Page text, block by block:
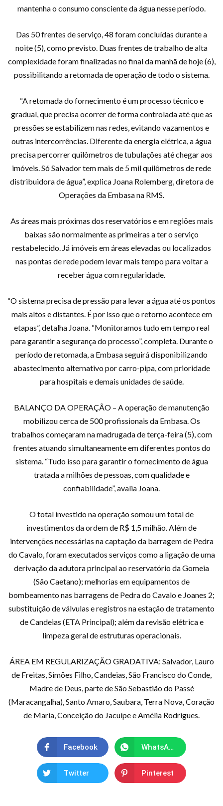
mantenha o consumo consciente da água nesse período.
Das 50 frentes de serviço, 48 foram concluídas durante a
noite (5), como previsto. Duas frentes de trabalho de alta
complexidade foram finalizadas no final da manhã de hoje (6),
possibilitando a retomada de operação de todo o sistema.
“A retomada do fornecimento é um processo técnico e
gradual, que precisa ocorrer de forma controlada até que as
pressões se estabilizem nas redes, evitando vazamentos e
outras intercorrências. Diferente da energia elétrica, a água
precisa percorrer quilômetros de tubulações até chegar aos
imóveis. Só Salvador tem mais de 5 mil quilômetros de rede
distribuidora de água”, explica Joana Rolemberg, diretora de
Operações da Embasa na RMS.
As áreas mais próximas dos reservatórios e em regiões mais
baixas são normalmente as primeiras a ter o serviço
restabelecido. Já imóveis em áreas elevadas ou localizados
nas pontas de rede podem levar mais tempo para voltar a
receber água com regularidade.
“O sistema precisa de pressão para levar a água até os pontos
mais altos e distantes. É por isso que o retorno acontece em
etapas”, detalha Joana. “Monitoramos tudo em tempo real
para garantir a segurança do processo”, completa. Durante o
período de retomada, a Embasa seguirá disponibilizando
abastecimento alternativo por carro-pipa, com prioridade
para hospitais e demais unidades de saúde.
BALANÇO DA OPERAÇÃO – A operação de manutenção
mobilizou cerca de 500 profissionais da Embasa. Os
trabalhos começaram na madrugada de terça-feira (5), com
frentes atuando simultaneamente em diferentes pontos do
sistema. “Tudo isso para garantir o fornecimento de água
tratada a milhões de pessoas, com qualidade e
confiabilidade”, avalia Joana.
O total investido na operação somou um total de
investimentos da ordem de R$ 1,5 milhão. Além de
intervenções necessárias na captação da barragem de Pedra
do Cavalo, foram executados serviços como a ligação de uma
derivação da adutora principal ao reservatório da Gomeia
(São Caetano); melhorias em equipamentos de
bombeamento nas barragens de Pedra do Cavalo e Joanes 2;
substituição de válvulas e registros na estação de tratamento
de Candeias (ETA Principal); além da revisão elétrica e
limpeza geral de estruturas operacionais.
ÁREA EM REGULARIZAÇÃO GRADATIVA: Salvador, Lauro
de Freitas, Simões Filho, Candeias, São Francisco do Conde,
Madre de Deus, parte de São Sebastião do Passé
(Maracangalha), Santo Amaro, Saubara, Terra Nova, Coração
de Maria, Conceição do Jacuípe e Amélia Rodrigues.
Facebook WhatsApp
Twitter Pinterest